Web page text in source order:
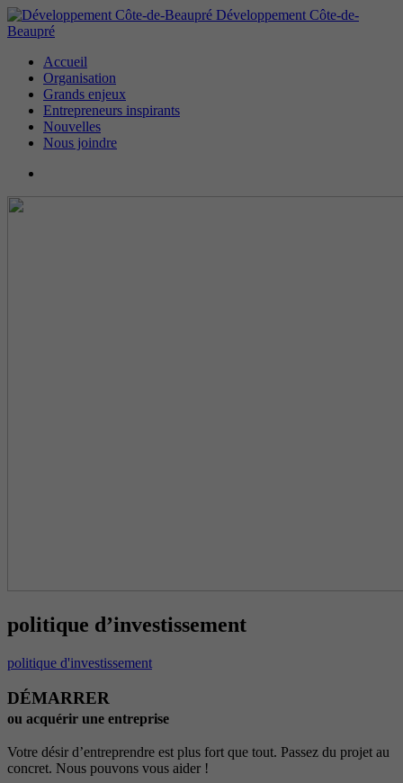
Développement Côte-de-
Beaupré
Accueil
Organisation
Grands enjeux
Entrepreneurs inspirants
Nouvelles
Nous joindre
politique d’investissement
politique d'investissement
DÉMARRER
ou acquérir une entreprise
Votre désir d’entreprendre est plus fort que tout. Passez du projet au
concret. Nous pouvons vous aider !